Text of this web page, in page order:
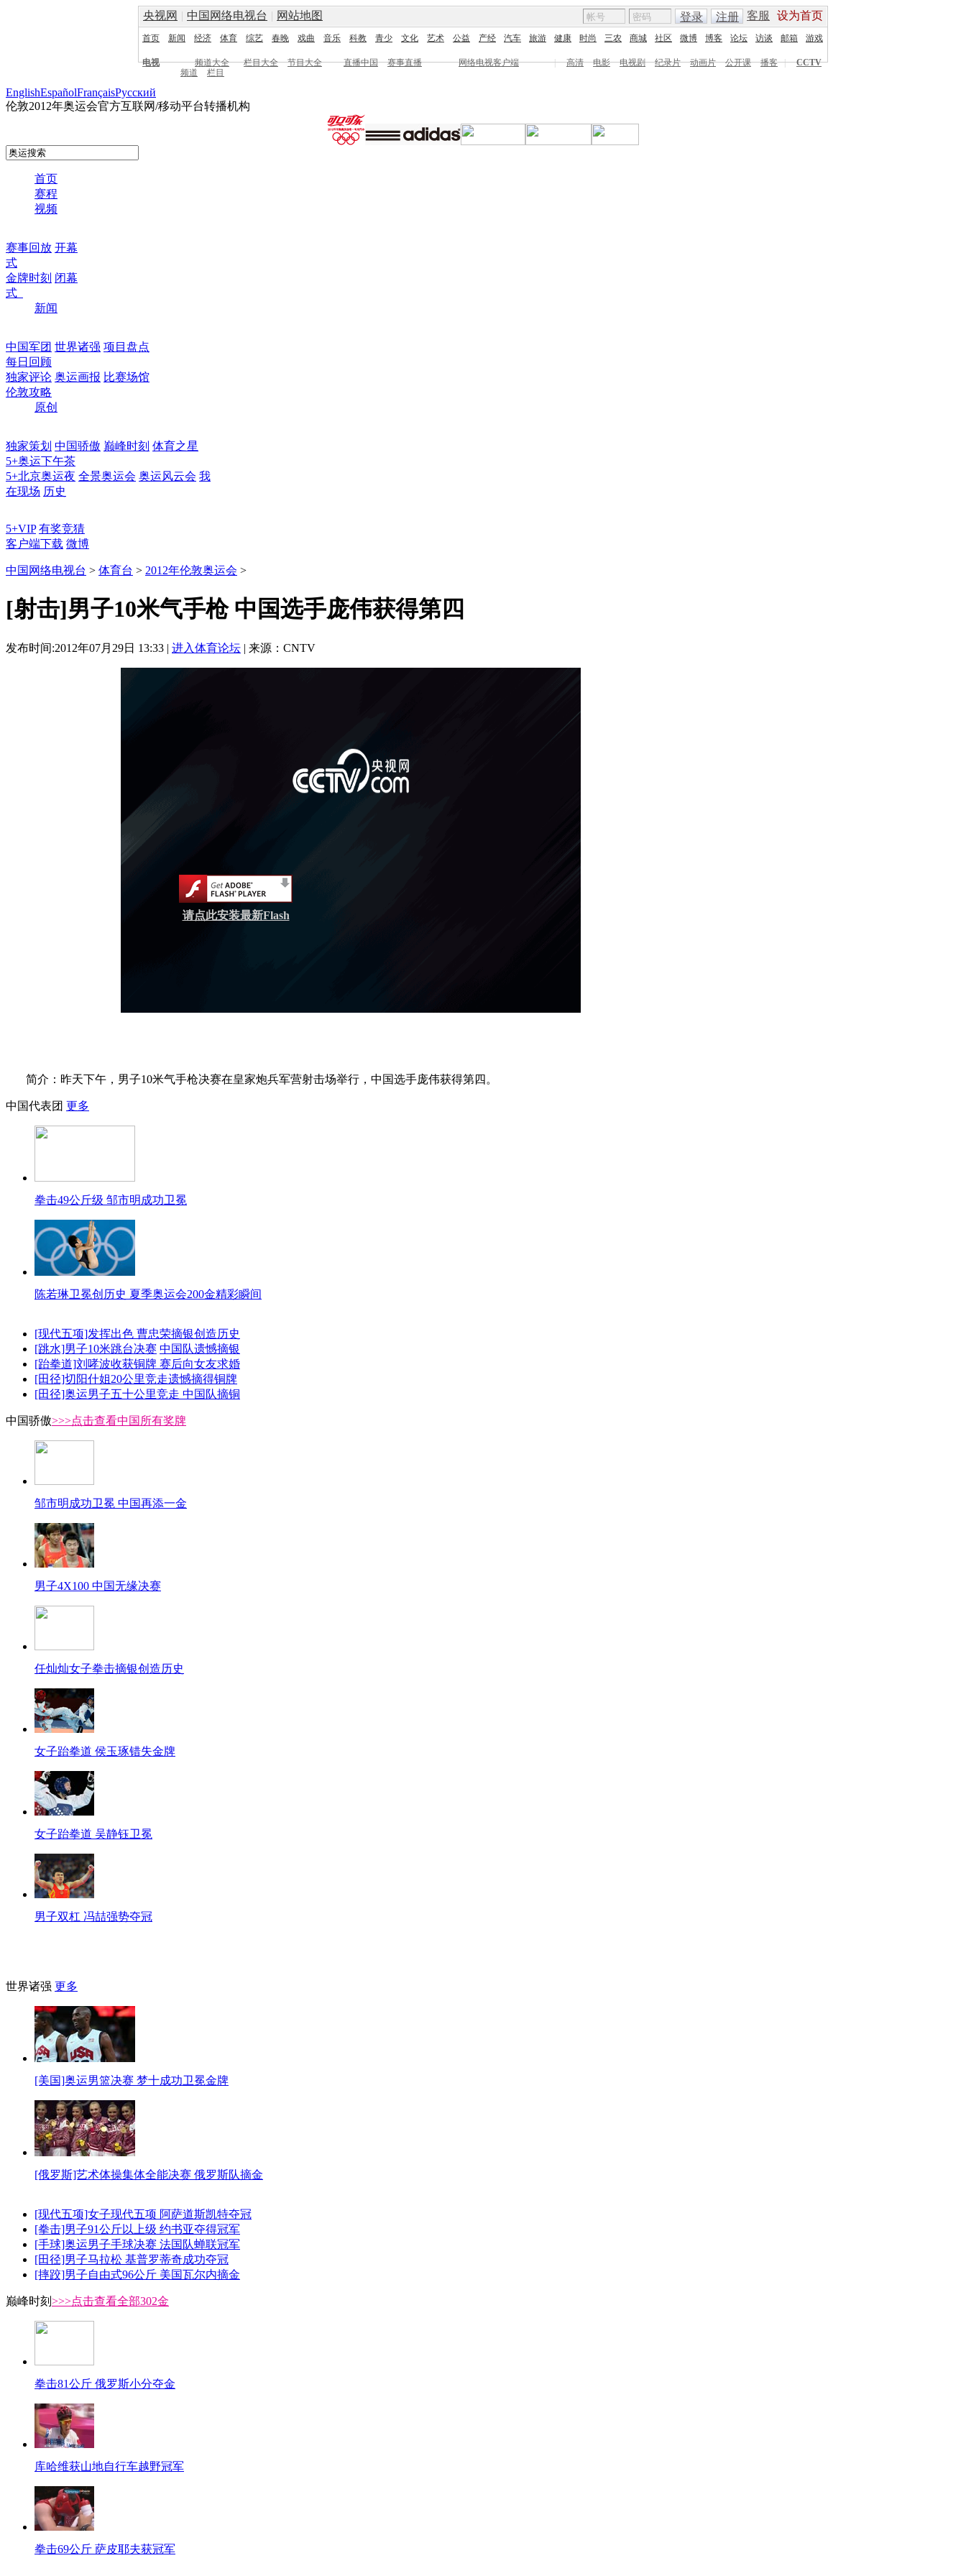
央视网 | 中国网络电视台 | 网站地图 客服 设为首页
登录 注册
首页 新闻 经济 体育 综艺 春晚 戏曲 音乐 科教 青少 文化 艺术 公益 产经 汽车 旅游 健康 时尚 三农 商城 社区 微博 博客 论坛 访谈 邮箱 游戏
电视 频道大全 栏目大全 节目大全 直播中国 赛事直播 网络电视客户端 | 高清 电影 电视剧 纪录片 动画片 公开课 播客 |
CCTV
频道
栏目
EnglishEspañolFrançaisPусский
伦敦2012年奥运会官方互联网/移动平台转播机构
首页
赛程
视频
赛事回放 开幕
式
金牌时刻 闭幕
式
新闻
中国军团 世界诸强 项目盘点
每日回顾
独家评论 奥运画报 比赛场馆
伦敦攻略
原创
独家策划 中国骄傲 巅峰时刻 体育之星
5+奥运下午茶
5+北京奥运夜 全景奥运会 奥运风云会 我
在现场 历史
5+VIP 有奖竞猜
客户端下载 微博
中国网络电视台 > 体育台 > 2012年伦敦奥运会 >
[射击]男子10米气手枪 中国选手庞伟获得第四
发布时间:2012年07月29日 13:33 | 进入体育论坛 | 来源：CNTV
请点此安装最新Flash
简介：昨天下午，男子10米气手枪决赛在皇家炮兵军营射击场举行，中国选手庞伟获得第四。
中国代表团 更多
拳击49公斤级 邹市明成功卫冕
陈若琳卫冕创历史 夏季奥运会200金精彩瞬间
[现代五项]发挥出色 曹忠荣摘银创造历史
[跳水]男子10米跳台决赛 中国队遗憾摘银
[跆拳道]刘哮波收获铜牌 赛后向女友求婚
[田径]切阳什姐20公里竞走遗憾摘得铜牌
[田径]奥运男子五十公里竞走 中国队摘铜
中国骄傲>>>点击查看中国所有奖牌
邹市明成功卫冕 中国再添一金
男子4X100 中国无缘决赛
任灿灿女子拳击摘银创造历史
女子跆拳道 侯玉琢错失金牌
女子跆拳道 吴静钰卫冕
男子双杠 冯喆强势夺冠
世界诸强 更多
[美国]奥运男篮决赛 梦十成功卫冕金牌
[俄罗斯]艺术体操集体全能决赛 俄罗斯队摘金
[现代五项]女子现代五项 阿萨道斯凯特夺冠
[拳击]男子91公斤以上级 约书亚夺得冠军
[手球]奥运男子手球决赛 法国队蝉联冠军
[田径]男子马拉松 基普罗蒂奇成功夺冠
[摔跤]男子自由式96公斤 美国瓦尔内摘金
巅峰时刻 >>>点击查看全部302金
拳击81公斤 俄罗斯小分夺金
库哈维获山地自行车越野冠军
拳击69公斤 萨皮耶夫获冠军